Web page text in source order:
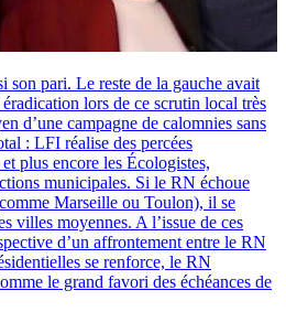
son pari. Le reste de la gauche avait
lors de ce scrutin local très
d’une campagne de calomnies sans
: LFI réalise des percées
plus encore les Écologistes,
municipales. Si le RN échoue
Marseille ou Toulon), il se
villes moyennes. A l’issue de ces
d’un affrontement entre le RN
se renforce, le RN
le grand favori des échéances de